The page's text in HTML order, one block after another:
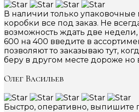
В наличии только упаковочные
коробки все под заказ. Не
возможность ждать две недели,
600 на 400 введите в
позволяют то заказываю тут,
беру в другом месте дороже но
Олег Васильев
Быстро, оперативно,